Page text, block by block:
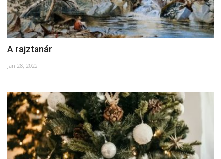
Újság Archívum
Emlékezzünk †
Nyelv
A rajztanár
Jan 28, 2022